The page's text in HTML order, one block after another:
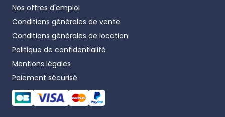
Nos offres d'emploi
Conditions générales de vente
Conditions générales de location
Politique de confidentialité
Mentions légales
Paiement sécurisé